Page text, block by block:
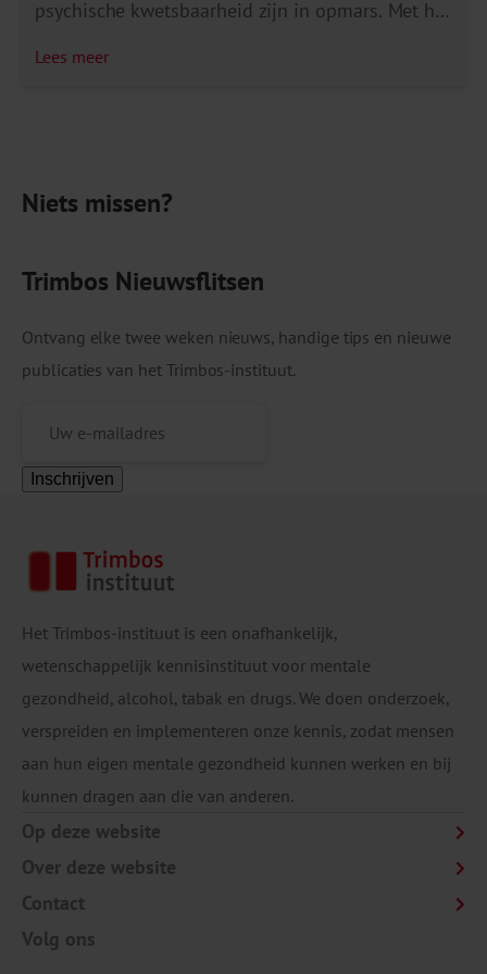
Niets missen?
Trimbos Nieuwsflitsen
Ontvang elke twee weken nieuws, handige tips en nieuwe
publicaties van het Trimbos-instituut.
Inschrijven
psychische kwetsbaarheid zijn in opmars. Met het
een herstelinitiatief. Om het […]
Lees meer
Het Trimbos-instituut is een onafhankelijk,
wetenschappelijk kennisinstituut voor mentale
gezondheid, alcohol, tabak en drugs. We doen onderzoek,
verspreiden en implementeren onze kennis, zodat mensen
aan hun eigen mentale gezondheid kunnen werken en bij
kunnen dragen aan die van anderen.
Op deze website
Over deze website
Contact
Volg ons